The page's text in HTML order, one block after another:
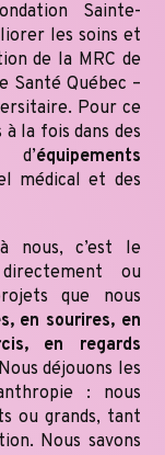
Sainte-
les soins et
de la MRC de
Santé Québec –
Pour ce
la fois dans des
d’équipements
médical et des
nous, c’est le
ou
que nous
en sourires, en
en regards
déjouons les
: nous
ou grands, tant
Nous savons